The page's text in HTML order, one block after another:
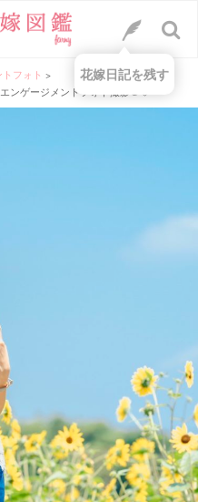
フォト >
ンゲージメントフォト撮影🌻♡
花嫁日記を残す